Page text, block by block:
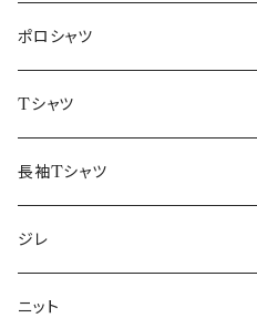
48/L
50/XL～
46/M
48/L
50/XL～
～44/S
46/M
48/L
50/XL～
ポロシャツ
～44/S
46/M
48/L
50/XL～
Tシャツ
～44/S
46/M
48/L
長袖Tシャツ
～44/S
46/M
ジレ
～44/S
ニット